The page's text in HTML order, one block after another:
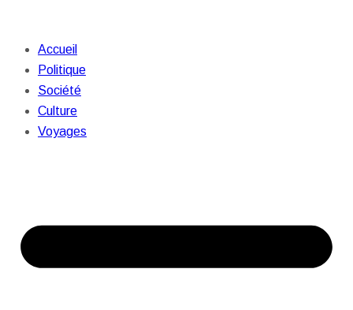
Accueil
Politique
Société
Culture
Voyages